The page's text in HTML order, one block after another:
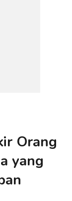
Orang
yang